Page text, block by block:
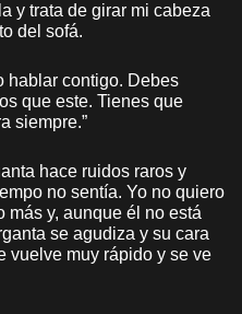
y trata de girar mi cabeza
del sofá.
hablar contigo. Debes
que este. Tienes que
siempre.”
hace ruidos raros y
no sentía. Yo no quiero
más y, aunque él no está
se agudiza y su cara
vuelve muy rápido y se ve